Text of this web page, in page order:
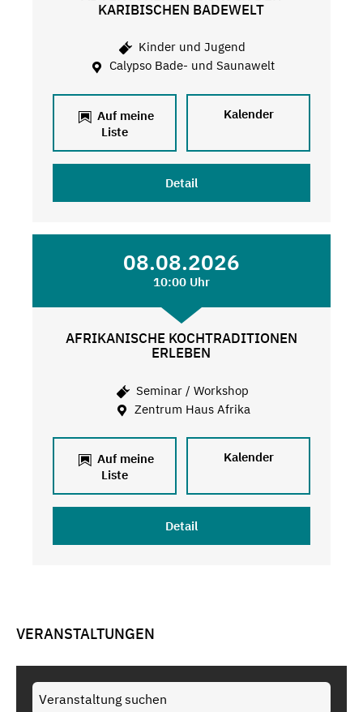
KARIBISCHEN BADEWELT
Kinder und Jugend
Calypso Bade- und Saunawelt
Auf meine
Liste
Kalender
Detail
08.08.2026
10:00 Uhr
AFRIKANISCHE KOCHTRADITIONEN
ERLEBEN
Seminar / Workshop
Zentrum Haus Afrika
Auf meine
Liste
Kalender
Detail
VERANSTALTUNGEN